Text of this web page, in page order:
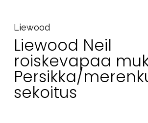
Liewood
Liewood Neil
roiskevapaa
Persikka/
sekoitus
Ota meihin yhteyttä
Myymälämme